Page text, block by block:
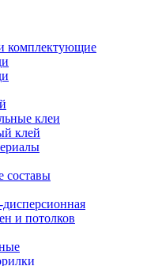
комплектующие
клеи
клей
составы
и потолков